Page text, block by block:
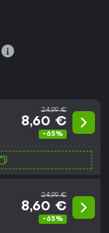
24,99 €
8,60 €
-65%
24,99 €
8,60 €
-65%